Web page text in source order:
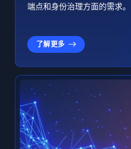
端点和身份治理方面的需求。
了解更多